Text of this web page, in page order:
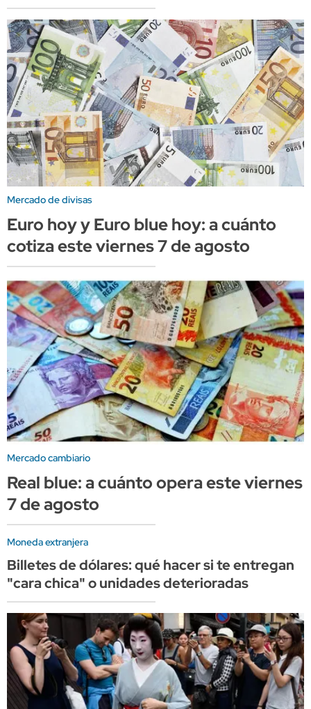
Mercado de divisas
Euro hoy y Euro blue hoy: a cuánto
cotiza este viernes 7 de agosto
Mercado cambiario
Real blue: a cuánto opera este viernes
7 de agosto
Moneda extranjera
Billetes de dólares: qué hacer si te entregan
"cara chica" o unidades deterioradas